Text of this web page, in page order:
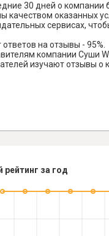
30 дней о компании
качеством оказанных
сервисах,
ответов на отзывы - 95%.
компании Суши
изучают отзывы о
рейтинг за год